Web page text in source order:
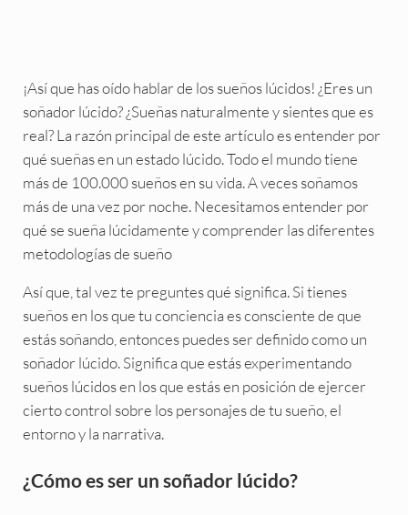
¡Así que has oído hablar de los sueños lúcidos! ¿Eres un
soñador lúcido? ¿Sueñas naturalmente y sientes que es
real? La razón principal de este artículo es entender por
qué sueñas en un estado lúcido. Todo el mundo tiene
más de 100.000 sueños en su vida. A veces soñamos
más de una vez por noche. Necesitamos entender por
qué se sueña lúcidamente y comprender las diferentes
metodologías de sueño
Así que, tal vez te preguntes qué significa. Si tienes
sueños en los que tu conciencia es consciente de que
estás soñando, entonces puedes ser definido como un
soñador lúcido. Significa que estás experimentando
sueños lúcidos en los que estás en posición de ejercer
cierto control sobre los personajes de tu sueño, el
entorno y la narrativa.
¿Cómo es ser un soñador lúcido?